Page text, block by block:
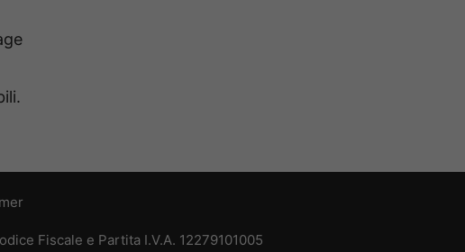
Fiscale e Partita I.V.A. 12279101005